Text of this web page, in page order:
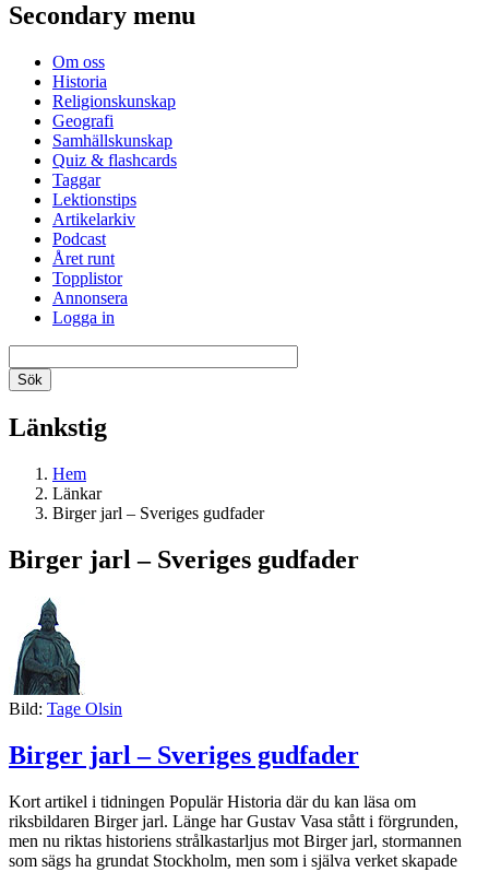
Secondary menu
Om oss
Historia
Religionskunskap
Geografi
Samhällskunskap
Quiz & flashcards
Taggar
Lektionstips
Artikelarkiv
Podcast
Året runt
Topplistor
Annonsera
Logga in
Länkstig
Hem
Länkar
Birger jarl – Sveriges gudfader
Birger jarl – Sveriges gudfader
Bild: Tage Olsin
Birger jarl – Sveriges gudfader
Kort artikel i tidningen Populär Historia där du kan läsa om
riksbildaren Birger jarl. Länge har Gustav Vasa stått i förgrunden,
men nu riktas historiens strålkastarljus mot Birger jarl, stormannen
som sägs ha grundat Stockholm, men som i själva verket skapade